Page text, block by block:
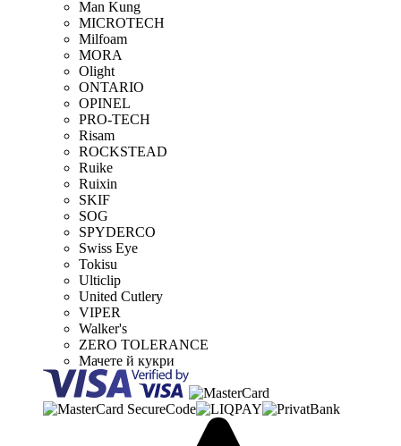
Man Kung
MICROTECH
Milfoam
MORA
Olight
ONTARIO
OPINEL
PRO-TECH
Risam
ROCKSTEAD
Ruike
Ruixin
SKIF
SOG
SPYDERCO
Swiss Eye
Tokisu
Ulticlip
United Cutlery
VIPER
Walker's
ZERO TOLERANCE
Мачете й кукри